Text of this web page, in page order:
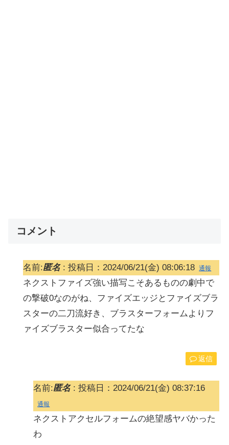
コメント
名前:匿名: 投稿日：2024/06/21(金) 08:06:18 通報
ネクストファイズ強い描写こそあるものの劇中で
の撃破0なのがね、ファイズエッジとファイズブラ
スターの二刀流好き、ブラスターフォームよりフ
ァイズブラスター似合ってたな
返信
名前:匿名: 投稿日：2024/06/21(金) 08:37:16
通報
ネクストアクセルフォームの絶望感ヤバかった
わ